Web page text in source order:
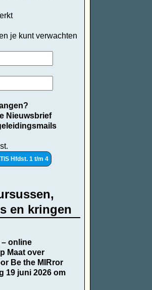
je kunt verwachten
Nieuwsbrief
en kringen
– online
Maat over
Be the MIRror
19 juni 2026 om